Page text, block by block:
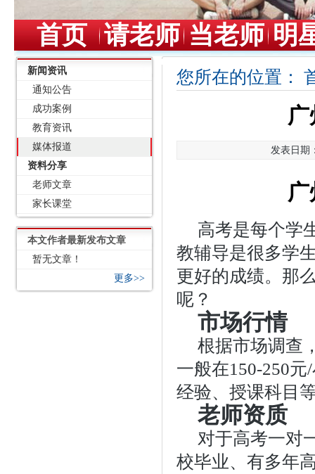
首页 请老师 当老师 明
新闻资讯
通知公告
成功案例
教育资讯
媒体报道
资料分享
老师文章
家长课堂
本文作者最新发布文章
暂无文章！
更多>>
您所在的位置：
发表日期
高考是每个学
教辅导是很多学
更好的成绩。那
呢？
市场行情
根据市场调查
一般在150-250
经验、授课科目
老师资质
对于高考一对
校毕业、有多年